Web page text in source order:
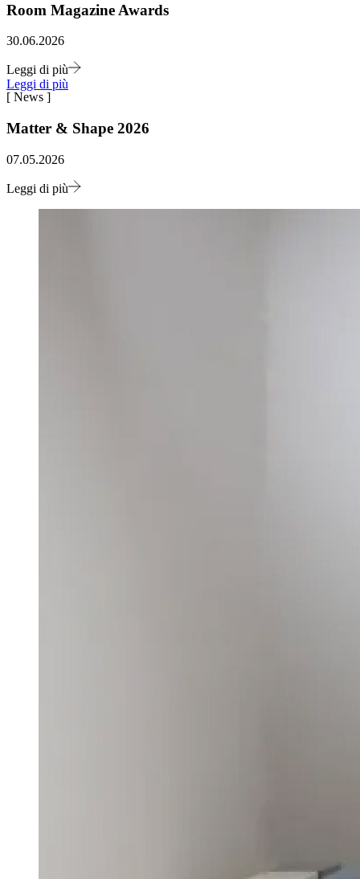
Room Magazine Awards
30.06.2026
Leggi di più
Leggi di più
[ News ]
Matter & Shape 2026
07.05.2026
Leggi di più